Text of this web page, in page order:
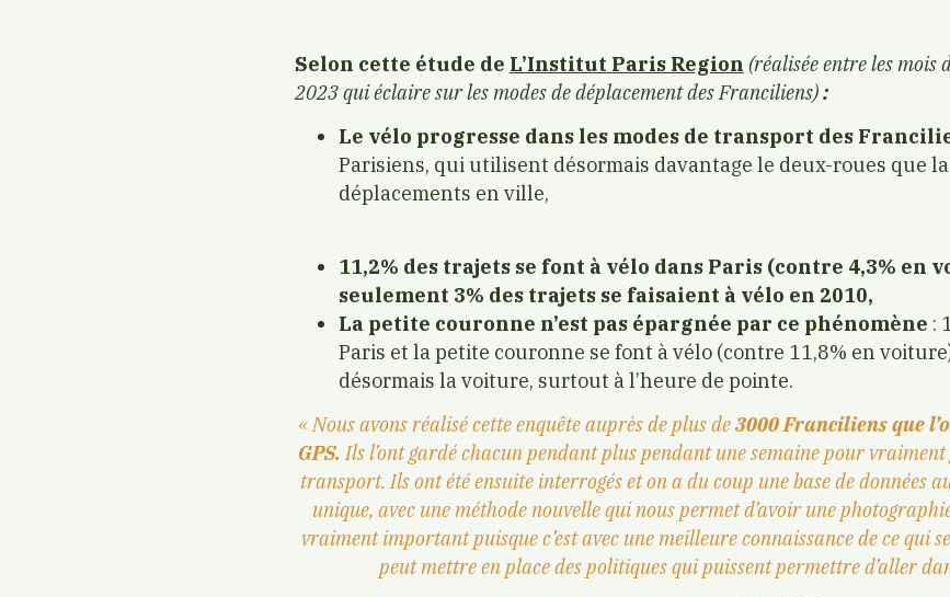
Selon cette étude de L’Institut Paris Region (réalisée entre les mois
2023 qui éclaire sur les modes de déplacement des Franciliens):
Le vélo progresse dans les modes de transport des
Parisiens, qui utilisent désormais davantage le deux-roues que
déplacements en ville,
11,2% des trajets se font à vélo dans Paris (contre 4,3% en
seulement 3% des trajets se faisaient à vélo en 2010,
La petite couronne n’est pas épargnée par ce phénomène :
Paris et la petite couronne se font à vélo (contre 11,8% en
désormais la voiture, surtout à l’heure de pointe.
« Nous avons réalisé cette enquête auprès de plus de3000 Franciliens que
GPS.Ils l’ont gardé chacun pendant plus pendant une semaine pour
transport. Ils ont été ensuite interrogés et on a du coup une base de données
unique, avec une méthode nouvelle qui nous permet d’avoir une
vraiment important puisque c’est avec une meilleure connaissance de ce qui
peut mettre en place des politiques qui puissent permettre d’aller